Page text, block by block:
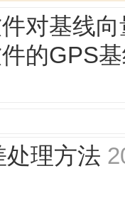
对基线
的GPS
理方法